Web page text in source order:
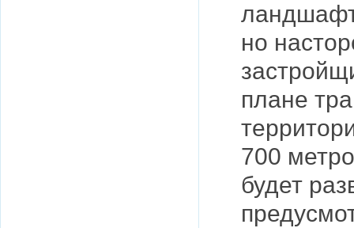
но
плане
700
будет